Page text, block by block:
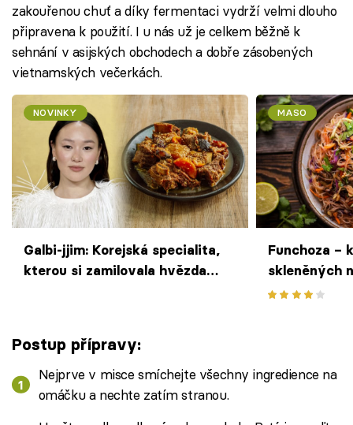
zakouřenou chuť a díky fermentaci vydrží velmi dlouho
připravena k použití. I u nás už je celkem běžně k
sehnání v asijských obchodech a dobře zásobených
vietnamských večerkách.
NOVINKY
Galbi-jjim: Korejská specialita,
kterou si zamilovala hvězda
MASO
Funchoza –
skleněných
hovězím
Postup přípravy:
Nejprve v misce smíchejte všechny ingredience na
omáčku a nechte zatím stranou.